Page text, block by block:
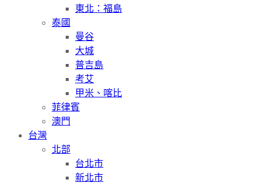
東北：福島
泰國
曼谷
大城
普吉島
考艾
甲米、喀比
菲律賓
澳門
台灣
北部
台北市
新北市